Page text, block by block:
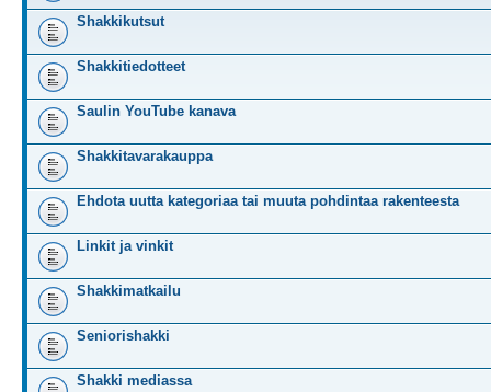
Shakkikutsut
Shakkitiedotteet
Saulin YouTube kanava
Shakkitavarakauppa
Ehdota uutta kategoriaa tai muuta pohdintaa rakenteesta
Linkit ja vinkit
Shakkimatkailu
Seniorishakki
Shakki mediassa